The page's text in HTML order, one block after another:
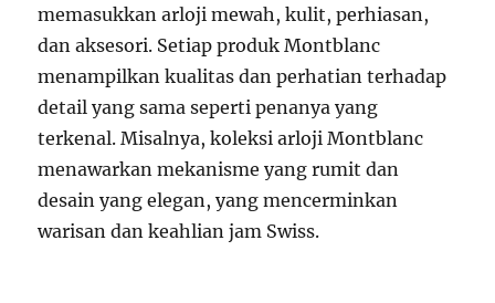
memasukkan arloji mewah, kulit, perhiasan,
dan aksesori. Setiap produk Montblanc
menampilkan kualitas dan perhatian terhadap
detail yang sama seperti penanya yang
terkenal. Misalnya, koleksi arloji Montblanc
menawarkan mekanisme yang rumit dan
desain yang elegan, yang mencerminkan
warisan dan keahlian jam Swiss.